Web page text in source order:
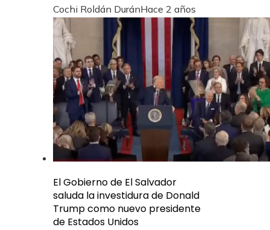
Cochi Roldán DuránHace 2 años
El Gobierno de El Salvador
saluda la investidura de Donald
Trump como nuevo presidente
de Estados Unidos